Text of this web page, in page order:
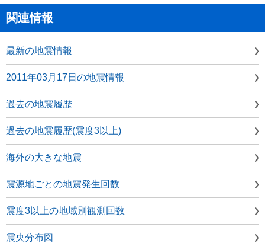
関連情報
最新の地震情報
2011年03月17日の地震情報
過去の地震履歴
過去の地震履歴(震度3以上)
海外の大きな地震
震源地ごとの地震発生回数
震度3以上の地域別観測回数
震央分布図